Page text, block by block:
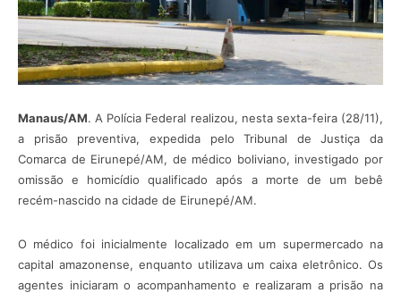
Manaus/AM. A Polícia Federal realizou, nesta sexta-feira (28/11),
a prisão preventiva, expedida pelo Tribunal de Justiça da
Comarca de Eirunepé/AM, de médico boliviano, investigado por
omissão e homicídio qualificado após a morte de um bebê
recém-nascido na cidade de Eirunepé/AM.
O médico foi inicialmente localizado em um supermercado na
capital amazonense, enquanto utilizava um caixa eletrônico. Os
agentes iniciaram o acompanhamento e realizaram a prisão na